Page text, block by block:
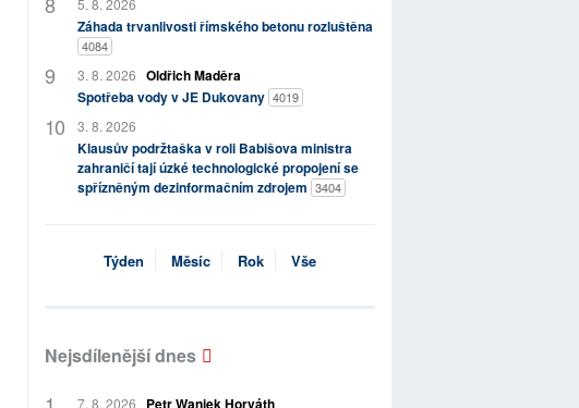
5. 8. 2026
Záhada trvanlivosti římského betonu rozluštěna
4084
3. 8. 2026 Oldřich Maděra
Spotřeba vody v JE Dukovany 4019
3. 8. 2026
Klausův podržtaška v roli Babišova ministra
zahraničí tají úzké technologické propojení se
spřízněným dezinformačním zdrojem 3404
Týden Měsíc Rok Vše
Nejsdílenější dnes
7. 8. 2026 Petr Waniek Horváth